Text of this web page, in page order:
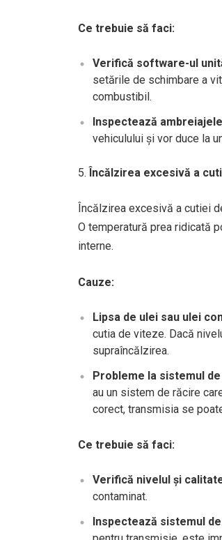
Ce trebuie să faci:
Verifică software-ul
setările de schimbare a
combustibil.
Inspectează ambreiajele
vehiculului și vor duce la
Încălzirea excesivă a
Încălzirea excesivă a cutiei
O temperatură prea ridicată
interne.
Cauze:
Lipsa de ulei sau ulei
cutia de viteze. Dacă
supraîncălzirea.
Probleme la sistemul
au un sistem de răcire
corect, transmisia se
Ce trebuie să faci:
Verifică nivelul și
contaminat.
Inspectează sistemul